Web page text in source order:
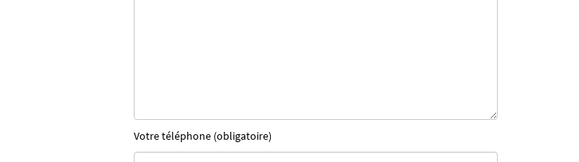
Votre téléphone (obligatoire)